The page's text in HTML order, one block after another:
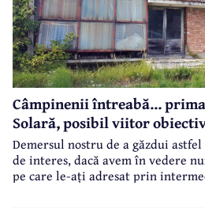
Câmpinenii întreabă...
Solară, posibil viitor
Demersul nostru de a găzdui
de interes, dacă avem în vedere
pe care le-ați adresat prin